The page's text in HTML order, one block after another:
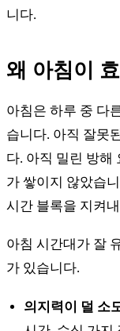
니다.
왜 아침이
아침은 하루 중 다
습니다. 아직 잘못
다. 아직 밀린 방해
가 쌓이지 않았습
시간 블록을 지켜
아침 시간대가 잘
가 있습니다.
의지력이 덜 소